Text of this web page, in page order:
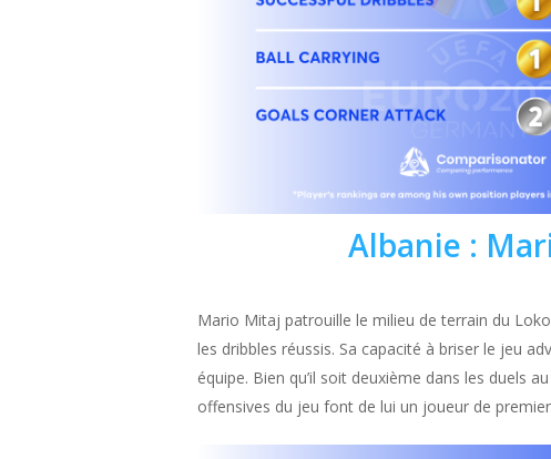
Albanie :
Mario Mitaj patrouille le milieu de terrain du
les dribbles réussis. Sa capacité à briser le jeu
équipe. Bien qu’il soit deuxième dans les duels
offensives du jeu font de lui un joueur de